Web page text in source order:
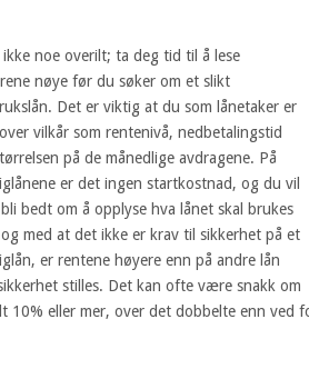
ikke noe overilt; ta deg tid til å lese
nøye før du søker om et slikt
Det er viktig at du som lånetaker er
vilkår som rentenivå, nedbetalingstid
på de månedlige avdragene. På
er det ingen startkostnad, og du vil
bedt om å opplyse hva lånet skal brukes
med at det ikke er krav til sikkerhet på et
er rentene høyere enn på andre lån
stilles. Det kan ofte være snakk om
10% eller mer, over det dobbelte enn ved